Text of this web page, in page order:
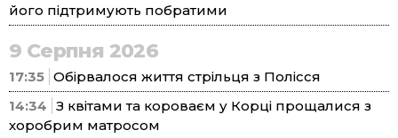
його підтримують побратими
9 Серпня 2026
17:35 Обірвалося життя стрільця з Полісся
14:34 З квітами та короваєм у Корці прощалися з
хоробрим матросом